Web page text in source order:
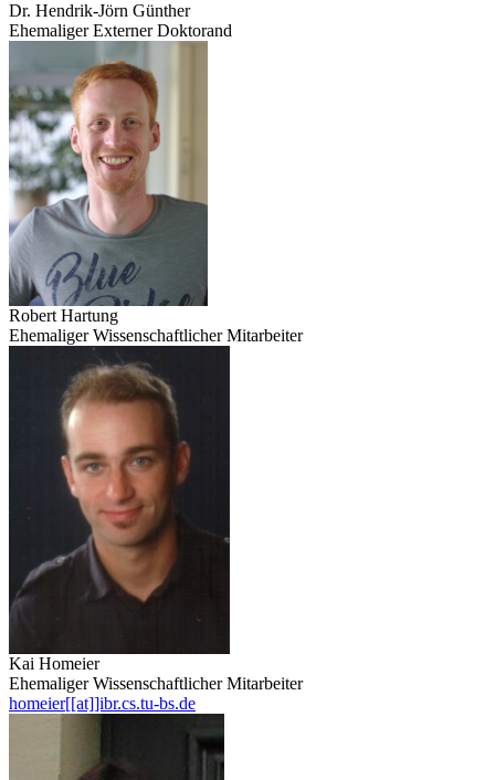
Dr. Hendrik-Jörn Günther
Ehemaliger Externer Doktorand
Robert Hartung
Ehemaliger Wissenschaftlicher Mitarbeiter
Kai Homeier
Ehemaliger Wissenschaftlicher Mitarbeiter
homeier[[at]]ibr.cs.tu-bs.de